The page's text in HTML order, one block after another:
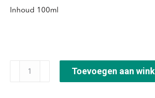
Inhoud 100ml
Toevoegen aan